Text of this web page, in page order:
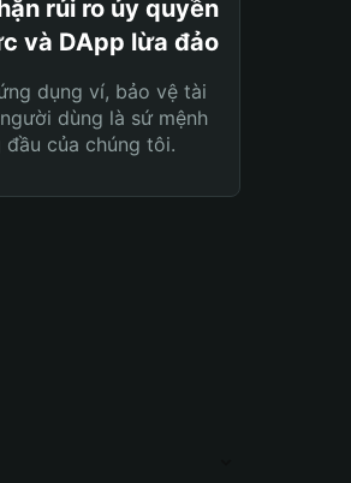
rủi ro ủy quyền
và DApp lừa đảo
dụng ví, bảo vệ tài
dùng là sứ mệnh
đầu của chúng tôi.